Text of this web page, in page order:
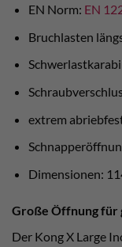
EN Norm: EN
Bruchlasten
extrem
Dimensionen:
Große Öffnung für
Der Kong X Large